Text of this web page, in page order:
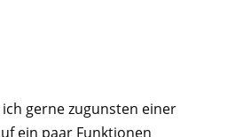
gerne zugunsten einer
ein paar Funktionen